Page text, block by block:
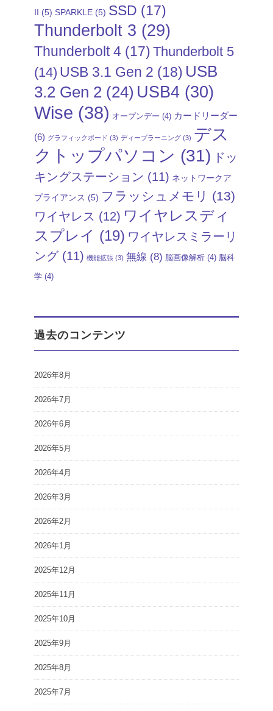
II (5) SPARKLE (5) SSD (17)
Thunderbolt 3 (29)
Thunderbolt 4 (17) Thunderbolt 5
(14) USB 3.1 Gen 2 (18) USB
3.2 Gen 2 (24) USB4 (30)
Wise (38) オープンデー (4) カードリーダー
(6) グラフィックボード (3) ディープラーニング (3) デス
クトップパソコン (31) ドッ
キングステーション (11) ネットワークア
プライアンス (5) フラッシュメモリ (13)
ワイヤレス (12) ワイヤレスディ
スプレイ (19) ワイヤレスミラーリ
ング(11) 機能拡張 (3) 無線 (8) 脳画像解析 (4) 脳科
学 (4)
過去のコンテンツ
2026年8月
2026年7月
2026年6月
2026年5月
2026年4月
2026年3月
2026年2月
2026年1月
2025年12月
2025年11月
2025年10月
2025年9月
2025年8月
2025年7月